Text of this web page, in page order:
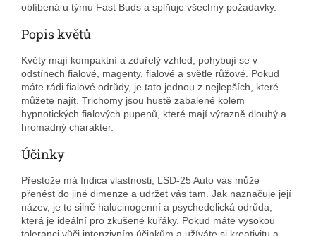
oblíbená u týmu Fast Buds a splňuje všechny požadavky.
Popis květů
Květy mají kompaktní a zduřelý vzhled, pohybují se v
odstínech fialové, magenty, fialové a světle růžové. Pokud
máte rádi fialové odrůdy, je tato jednou z nejlepších, které
můžete najít. Trichomy jsou hustě zabalené kolem
hypnotických fialových pupenů, které mají výrazně dlouhý a
hromadný charakter.
Účinky
Přestože má Indica vlastnosti, LSD-25 Auto vás může
přenést do jiné dimenze a udržet vás tam. Jak naznačuje její
název, je to silně halucinogenní a psychedelická odrůda,
která je ideální pro zkušené kuřáky. Pokud máte vysokou